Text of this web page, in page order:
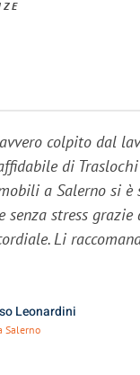
colpito dal
di
a Salerno si è
senza stress
Li
Leonardini
Salerno